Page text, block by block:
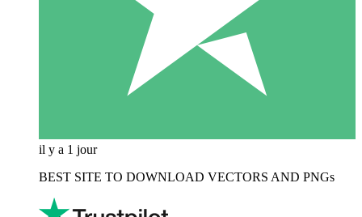
il y a 1 jour
BEST SITE TO DOWNLOAD VECTORS AND PNGs